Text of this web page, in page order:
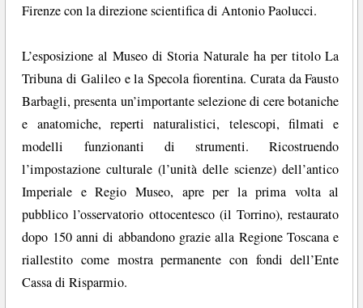
Firenze con la direzione scientifica di Antonio Paolucci.
L’esposizione al Museo di Storia Naturale ha per titolo La
Tribuna di Galileo e la Specola fiorentina. Curata da Fausto
Barbagli, presenta un’importante selezione di cere botaniche
e anatomiche, reperti naturalistici, telescopi, filmati e
modelli funzionanti di strumenti. Ricostruendo
l’impostazione culturale (l’unità delle scienze) dell’antico
Imperiale e Regio Museo, apre per la prima volta al
pubblico l’osservatorio ottocentesco (il Torrino), restaurato
dopo 150 anni di abbandono grazie alla Regione Toscana e
riallestito come mostra permanente con fondi dell’Ente
Cassa di Risparmio.